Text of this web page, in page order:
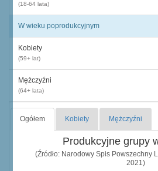
(18-64 lata)
W wieku poprodukcyjnym
Kobiety
(59+ lat)
Mężczyźni
(64+ lata)
Ogółem Kobiety Mężczyźni
Produkcyjne grupy
(Źródło: Narodowy Spis Powszechny
2021)